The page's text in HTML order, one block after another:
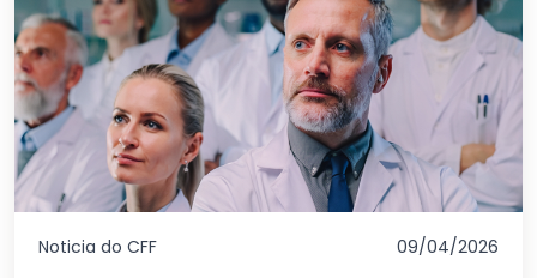
Noticia do CFF 09/04/2026